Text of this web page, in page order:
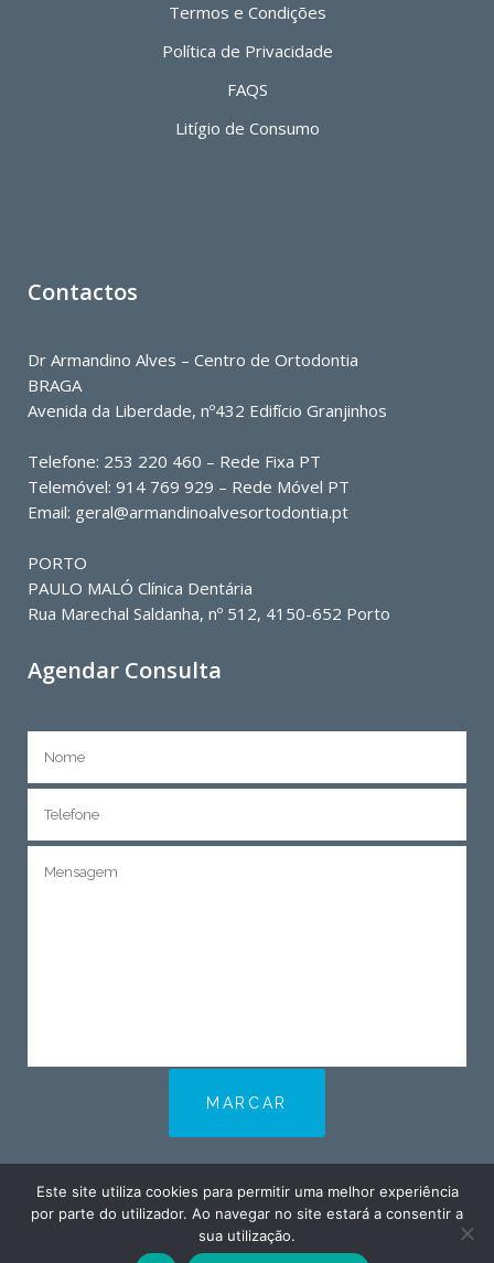
Termos e Condições
Política de Privacidade
FAQS
Litígio de Consumo
Contactos
Dr Armandino Alves – Centro de Ortodontia
BRAGA
Avenida da Liberdade, nº432 Edifício Granjinhos
Telefone: 253 220 460 – Rede Fixa PT
Telemóvel: 914 769 929 – Rede Móvel PT
Email: geral@armandinoalvesortodontia.pt
PORTO
PAULO MALÓ Clínica Dentária
Rua Marechal Saldanha, nº 512, 4150-652 Porto
Agendar Consulta
Dr Armandino Alves – Centro de Ortodontia © 2019.
Este site utiliza cookies para permitir uma melhor experiência
por parte do utilizador. Ao navegar no site estará a consentir a
sua utilização.